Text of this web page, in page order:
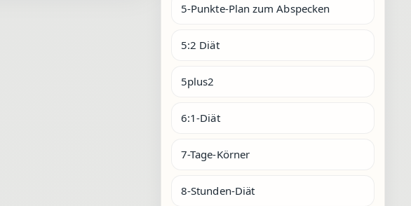
5-Punkte-Plan zum Abspecken
5:2 Diät
5plus2
6:1-Diät
7-Tage-Körner
8-Stunden-Diät